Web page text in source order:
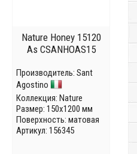
Nature Honey 15120
As CSANHOAS15
Производитель: Sant
Agostino
Коллекция: Nature
Размер: 150x1200 мм
Поверхность: матовая
Артикул: 156345